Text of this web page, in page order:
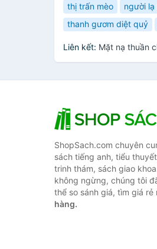
thị trấn mèo
người
thanh gươm diệt quỷ
Liên kết: Mặt nạ thuần
ShopSach.com chuyên
sách tiếng anh, tiểu
trinh thám, sách giao
không ngừng, chúng tôi
thể so sánh giá, tìm giá
hàng.